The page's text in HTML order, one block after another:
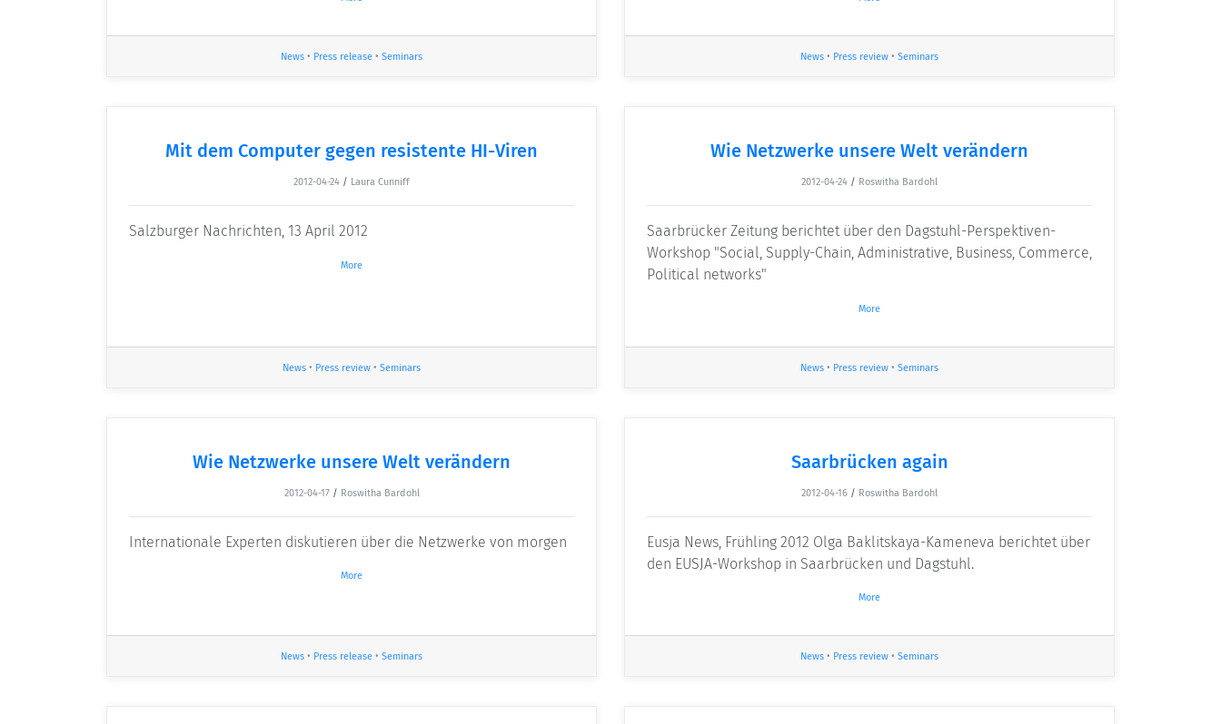
News • Press release • Seminars News • Press review • Seminars
Mit dem Computer gegen resistente HI-Viren
2012-04-24 / Laura Cunniff
Salzburger Nachrichten, 13 April 2012
More
News • Press review • Seminars
Wie Netzwerke unsere Welt verändern
2012-04-24 / Roswitha Bardohl
Saarbrücker Zeitung berichtet über den Dagstuhl-Perspektiven-
Workshop "Social, Supply-Chain, Administrative, Business, Commerce,
Political networks"
More
News • Press review • Seminars
Wie Netzwerke unsere Welt verändern
2012-04-17 / Roswitha Bardohl
Internationale Experten diskutieren über die Netzwerke von morgen
More
News • Press release • Seminars
Saarbrücken again
2012-04-16 / Roswitha Bardohl
Eusja News, Frühling 2012 Olga Baklitskaya-Kameneva berichtet über
den EUSJA-Workshop in Saarbrücken und Dagstuhl.
More
News • Press review • Seminars